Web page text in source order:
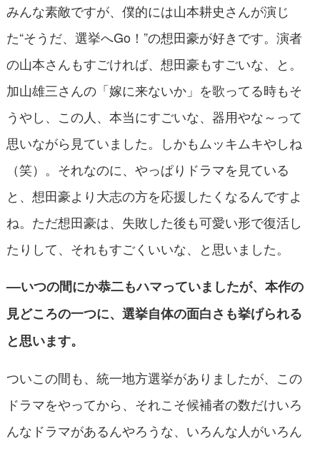
みんな素敵ですが、僕的には山本耕史さんが演じ
た“そうだ、選挙へGo！”の想田豪が好きです。演者
の山本さんもすごければ、想田豪もすごいな、と。
加山雄三さんの「嫁に来ないか」を歌ってる時もそ
うやし、この人、本当にすごいな、器用やな～って
思いながら見ていました。しかもムッキムキやしね
（笑）。それなのに、やっぱりドラマを見ている
と、想田豪より大志の方を応援したくなるんですよ
ね。ただ想田豪は、失敗した後も可愛い形で復活し
たりして、それもすごくいいな、と思いました。
––いつの間にか恭二もハマっていましたが、本作の
見どころの一つに、選挙自体の面白さも挙げられる
と思います。
ついこの間も、統一地方選挙がありましたが、この
ドラマをやってから、それこそ候補者の数だけいろ
んなドラマがあるんやろうな、いろんな人がいろん